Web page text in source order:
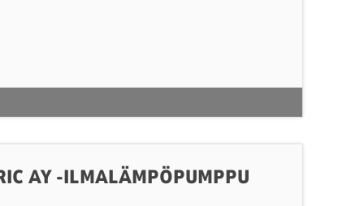
AY -ILMALÄMPÖPUMPPU